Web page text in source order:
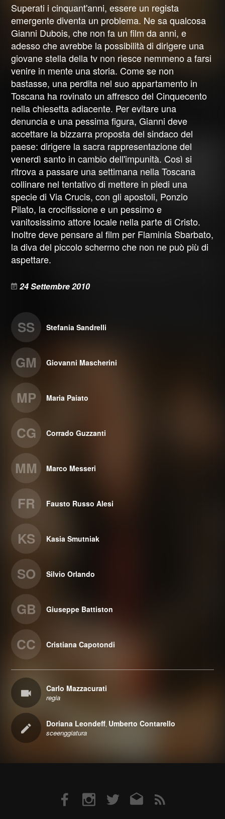
Superati i cinquant'anni, essere un regista
emergente diventa un problema. Ne sa qualcosa
Gianni Dubois, che non fa un film da anni, e
adesso che avrebbe la possibilità di dirigere una
giovane stella della tv non riesce nemmeno a farsi
venire in mente una storia. Come se non
bastasse, una perdita nel suo appartamento in
Toscana ha rovinato un affresco del Cinquecento
nella chiesetta adiacente. Per evitare una
denuncia e una pessima figura, Gianni deve
accettare la bizzarra proposta del sindaco del
paese: dirigere la sacra rappresentazione del
venerdì santo in cambio dell'impunità. Così si
ritrova a passare una settimana nella Toscana
collinare nel tentativo di mettere in piedi una
specie di Via Crucis, con gli apostoli, Ponzio
Pilato, la crocifissione e un pessimo e
vanitosissimo attore locale nella parte di Cristo.
Inoltre deve pensare al film per Flaminia Sbarbato,
la diva del piccolo schermo che non ne può più di
aspettare.
24 Settembre 2010
SS Stefania Sandrelli
GM Giovanni Mascherini
MP Maria Paiato
CG Corrado Guzzanti
MM Marco Messeri
FR Fausto Russo Alesi
KS Kasia Smutniak
SO Silvio Orlando
GB Giuseppe Battiston
CC Cristiana Capotondi
Carlo Mazzacurati
regia
Doriana Leondeff, Umberto Contarello
sceenggiatura